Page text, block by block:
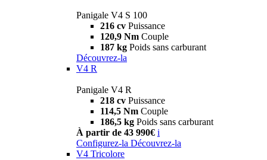
Panigale V4 S 100
216 cv Puissance
120,9 Nm Couple
187 kg Poids sans carburant
Découvrez-la
V4 R
Panigale V4 R
218 cv Puissance
114,5 Nm Couple
186,5 kg Poids sans carburant
À partir de 43 990€ i
Configurez-la Découvrez-la
V4 Tricolore